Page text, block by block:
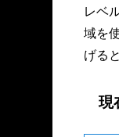
レベ
域を
げる
現